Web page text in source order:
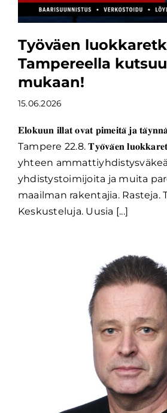
Työväen
Tampereella
mukaan!
15.06.2026
𝐄𝐥𝐨𝐤𝐮𝐮𝐧 𝐢𝐥𝐥𝐚𝐭 𝐨𝐯𝐚𝐭 𝐩𝐢𝐦𝐞𝐢𝐭𝐚̈ 𝐣𝐚
Tampere 22.8. 𝐓𝐲𝐨̈𝐯𝐚̈𝐞𝐧
yhteen
yhdistystoimijoita ja muita
maailman rakentajia. Rasteja.
Keskusteluja. Uusia [...]